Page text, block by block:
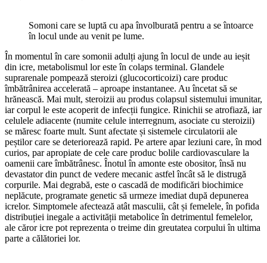
Somoni care se luptă cu apa învolburată pentru a se întoarce
în locul unde au venit pe lume.
În momentul în care somonii adulți ajung în locul de unde au ieșit
din icre, metabolismul lor este în colaps terminal. Glandele
suprarenale pompează steroizi (glucocorticoizi) care produc
îmbătrânirea accelerată – aproape instantanee. Au încetat să se
hrănească. Mai mult, steroizii au produs colapsul sistemului imunitar,
iar corpul le este acoperit de infecții fungice. Rinichii se atrofiază, iar
celulele adiacente (numite celule interregnum, asociate cu steroizii)
se măresc foarte mult. Sunt afectate și sistemele circulatorii ale
peștilor care se deteriorează rapid. Pe artere apar leziuni care, în mod
curios, par apropiate de cele care produc bolile cardiovasculare la
oamenii care îmbătrânesc. Înotul în amonte este obositor, însă nu
devastator din punct de vedere mecanic astfel încât să le distrugă
corpurile. Mai degrabă, este o cascadă de modificări biochimice
neplăcute, programate genetic să urmeze imediat după depunerea
icrelor. Simptomele afectează atât masculii, cât și femelele, în pofida
distribuției inegale a activității metabolice în detrimentul femelelor,
ale căror icre pot reprezenta o treime din greutatea corpului în ultima
parte a călătoriei lor.